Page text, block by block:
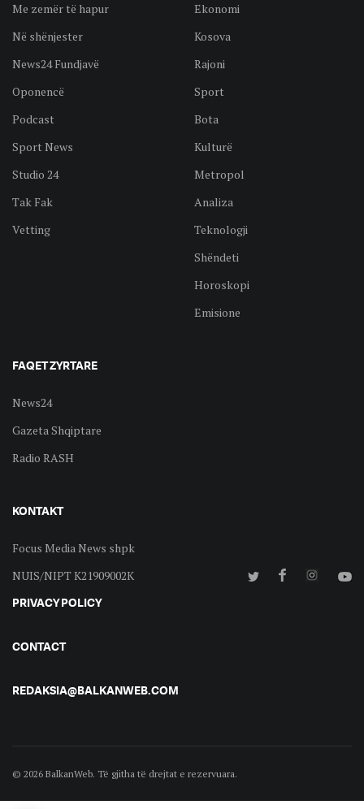
Me zemër të hapur
Në shënjester
News24 Fundjavë
Oponencë
Podcast
Sport News
Studio 24
Tak Fak
Vetting
Ekonomi
Kosova
Rajoni
Sport
Bota
Kulturë
Metropol
Analiza
Teknologji
Shëndeti
Horoskopi
Emisione
FAQET ZYRTARE
News24
Gazeta Shqiptare
Radio RASH
KONTAKT
Focus Media News shpk
NUIS/NIPT K21909002K
PRIVACY POLICY
CONTACT
REDAKSIA@BALKANWEB.COM
© 2026 BalkanWeb. Të gjitha të drejtat e rezervuara.